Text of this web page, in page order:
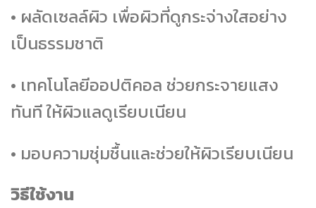
• ผลัดเซลล์ผิว เพื่อผิวที่ดูกระจ่างใสอย่าง
เป็นธรรมชาติ
• เทคโนโลยีออปติคอล ช่วยกระจายแสง
ทันที ให้ผิวแลดูเรียบเนียน
• มอบความชุ่มชื้นและช่วยให้ผิวเรียบเนียน
วิธีใช้งาน